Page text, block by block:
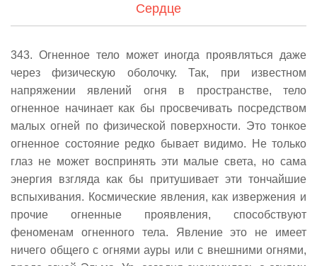
Сердце
343. Огненное тело может иногда проявляться даже
через физическую оболочку. Так, при известном
напряжении явлений огня в пространстве, тело
огненное начинает как бы просвечивать посредством
малых огней по физической поверхности. Это тонкое
огненное состояние редко бывает видимо. Не только
глаз не может воспринять эти малые света, но сама
энергия взгляда как бы притушивает эти тончайшие
вспыхивания. Космические явления, как извержения и
прочие огненные проявления, способствуют
феноменам огненного тела. Явление это не имеет
ничего общего с огнями ауры или с внешними огнями,